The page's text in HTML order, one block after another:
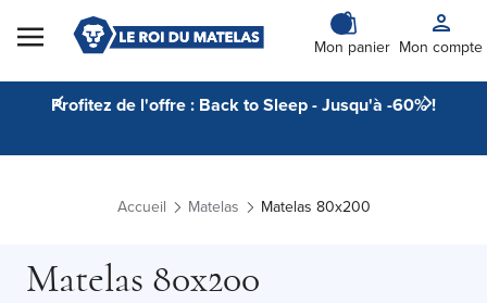
Skip to Content
Mon panier Mon compte
Profitez de l'offre : Back to Sleep - Jusqu'à -60% !
Accueil Matelas Matelas 80x200
Matelas 80x200